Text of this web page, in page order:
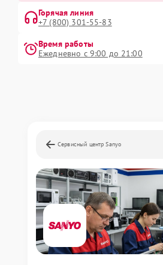
Горячая линия
+7 (800) 301-55-83
Время работы
Ежедневно с 9:00 до 21:00
Сервисный центр Sanyo